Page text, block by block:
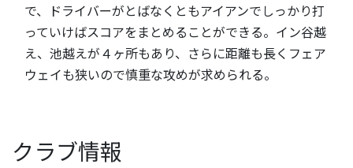
で、ドライバーがとばなくともアイアンでしっかり打
っていけばスコアをまとめることができる。イン谷越
え、池越えが４ヶ所もあり、さらに距離も長くフェア
ウェイも狭いので慎重な攻めが求められる。
クラブ情報